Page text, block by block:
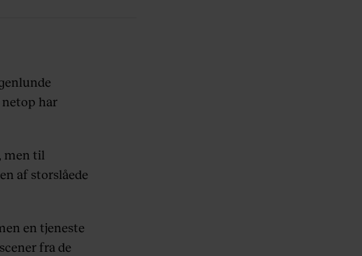
har
men til
af storslåede
en tjeneste
fra de